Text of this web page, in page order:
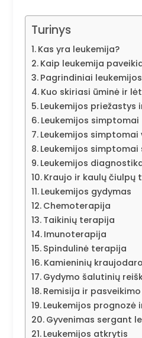
Turinys
Kas yra leukemija?
Kaip leukemija
Pagrindiniai
Kuo skiriasi ūminė ir
Leukemijos priežastys
Leukemijos simptomai
Leukemijos simptomai
Leukemijos simptomai
Leukemijos
Kraujo ir kaulų čiulpų
Leukemijos gydymas
Chemoterapija
Taikinių terapija
Imunoterapija
Spindulinė terapija
Kamieninių
Gydymo šalutinių
Remisija ir
Leukemijos prognozė
Gyvenimas sergant
Leukemijos atkrytis